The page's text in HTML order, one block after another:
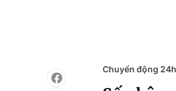
Chuyển động 24h